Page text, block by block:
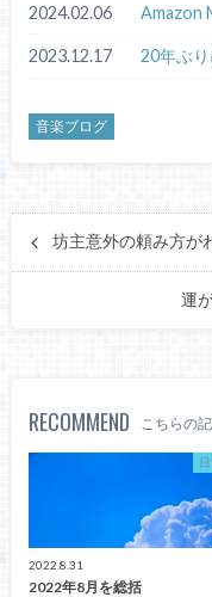
2024.02.06 Amazon
2023.12.17 20年ぶり
音楽ブログ
坊主意外の頼み方が
運
RECOMMEND こちらの
2022.8.31
2022年8月を総括